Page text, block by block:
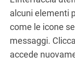
alcuni elementi
come le icone
messaggi.
accede